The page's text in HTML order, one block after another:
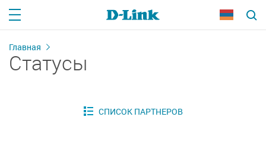
Главная
Статусы